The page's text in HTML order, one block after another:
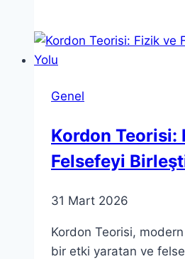
Bhad
Genel
Kordon Teorisi:
Felsefeyi
31 Mart 2026
Kordon Teorisi,
bir etki yaratan ve